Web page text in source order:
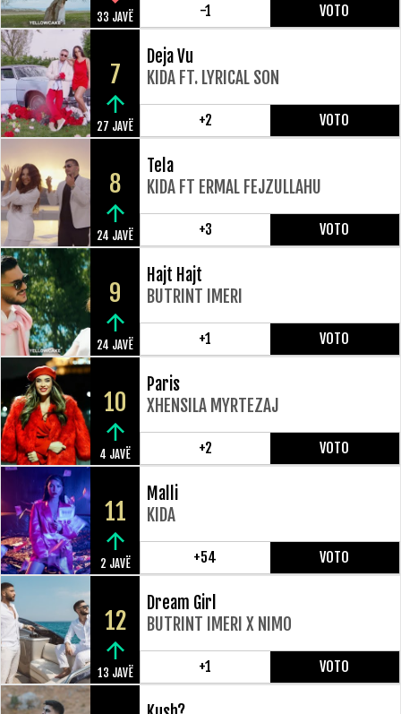
33 JAVË -1 VOTO
7
27 JAVË
Deja Vu
KIDA FT. LYRICAL SON
+2 VOTO
8
24 JAVË
Tela
KIDA FT ERMAL FEJZULLAHU
+3 VOTO
9
24 JAVË
Hajt Hajt
BUTRINT IMERI
+1 VOTO
10
4 JAVË
Paris
XHENSILA MYRTEZAJ
+2 VOTO
11
2 JAVË
Malli
KIDA
+54 VOTO
12
13 JAVË
Dream Girl
BUTRINT IMERI X NIMO
+1 VOTO